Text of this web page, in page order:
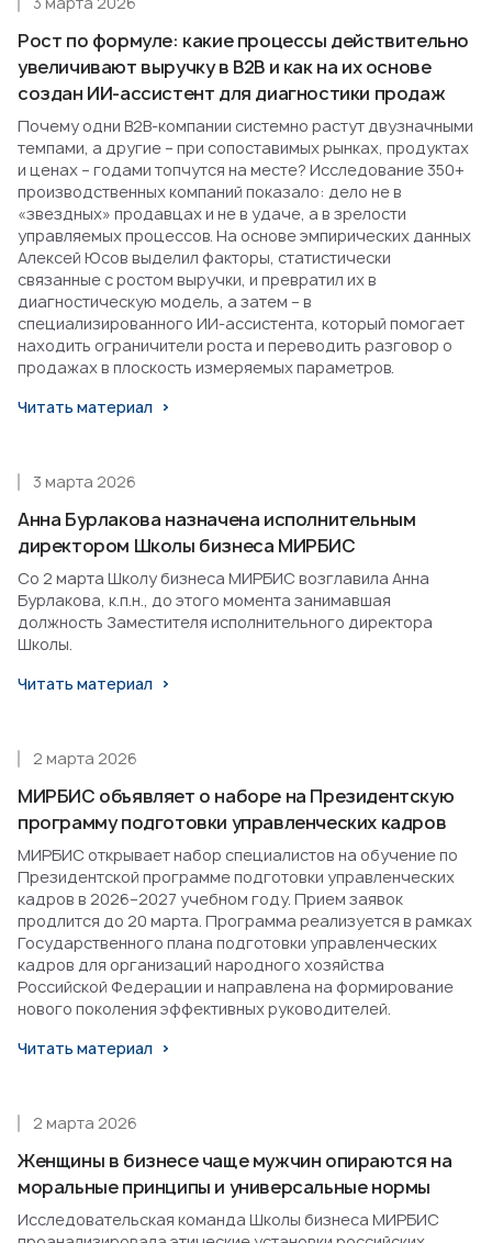
Рост по формуле: какие процессы действительно
увеличивают выручку в B2B и как на их основе
создан ИИ-ассистент для диагностики продаж
Почему одни B2B-компании системно растут двузначными
темпами, а другие – при сопоставимых рынках, продуктах
и ценах – годами топчутся на месте? Исследование 350+
производственных компаний показало: дело не в
«звездных» продавцах и не в удаче, а в зрелости
управляемых процессов. На основе эмпирических данных
Алексей Юсов выделил факторы, статистически
связанные с ростом выручки, и превратил их в
диагностическую модель, а затем – в
специализированного ИИ-ассистента, который помогает
находить ограничители роста и переводить разговор о
продажах в плоскость измеряемых параметров.
Читать материал
Анна Бурлакова назначена исполнительным
директором Школы бизнеса МИРБИС
3 марта 2026
Со 2 марта Школу бизнеса МИРБИС возглавила Анна
Бурлакова, к.п.н., до этого момента занимавшая
должность Заместителя исполнительного директора
Школы.
Читать материал
МИРБИС объявляет о наборе на Президентскую
программу подготовки управленческих кадров
2 марта 2026
МИРБИС открывает набор специалистов на обучение по
Президентской программе подготовки управленческих
кадров в 2026–2027 учебном году. Прием заявок
продлится до 20 марта. Программа реализуется в рамках
Государственного плана подготовки управленческих
кадров для организаций народного хозяйства
Российской Федерации и направлена на формирование
нового поколения эффективных руководителей.
Читать материал
Женщины в бизнесе чаще мужчин опираются на
моральные принципы и универсальные нормы
2 марта 2026
Исследовательская команда Школы бизнеса МИРБИС